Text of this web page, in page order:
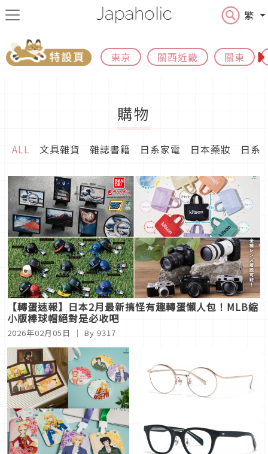
繁
東京 關西近畿 關東
購物
ALL 文具雜貨 雜誌書籍 日系家電 日本藥妝 日系
【轉蛋速報】日本2月最新搞怪有趣轉蛋懶人包！MLB縮
小版棒球帽絕對是必收吧
2026年02月05日 ｜ By 9317